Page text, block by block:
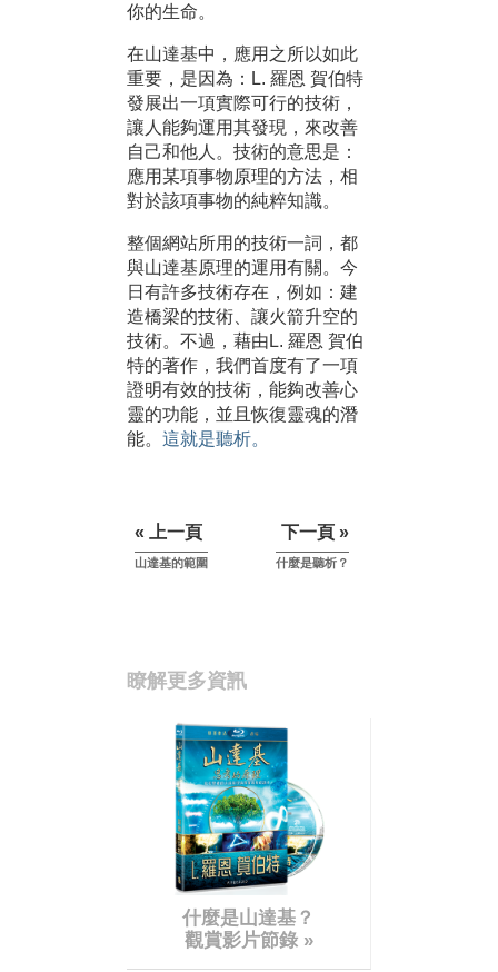
你的生命。
在山達基中，應用之所以如此
重要，是因為：L. 羅恩 賀伯特
發展出一項實際可行的技術，
讓人能夠運用其發現，來改善
自己和他人。 技術的意思是：
應用某項事物原理的方法，相
對於該項事物的純粹知識。
整個網站所用的技術一詞，都
與山達基原理的運用有關。 今
日有許多技術存在，例如：建
造橋梁的技術、讓火箭升空的
技術。不過，藉由L. 羅恩 賀伯
特的著作，我們首度有了一項
證明有效的技術，能夠改善心
靈的功能，並且恢復靈魂的潛
能。 這就是聽析。
« 上一頁
山達基的範圍
下一頁 »
什麼是聽析？
瞭解更多資訊
什麼是山達基？
觀賞影片節錄 »